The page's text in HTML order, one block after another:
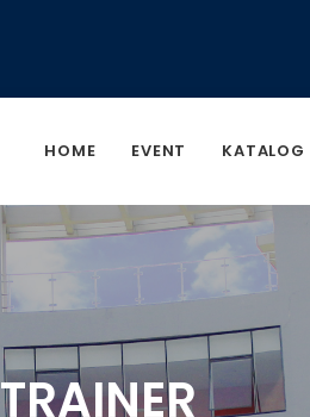
HOME EVENT KATALOG
TRAINER